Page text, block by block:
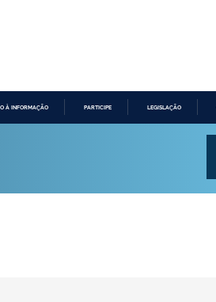
À INFORMAÇÃO PARTICIPE LEGISLAÇÃO